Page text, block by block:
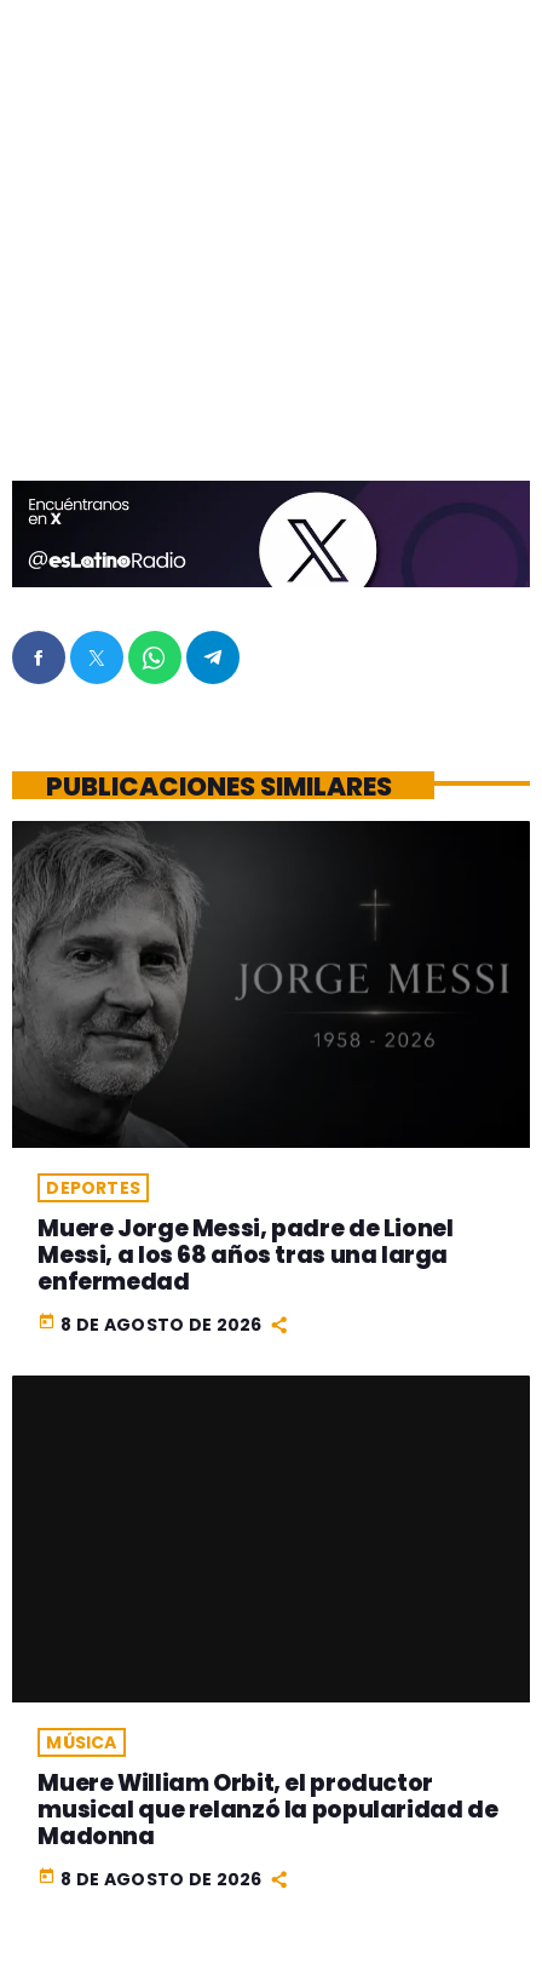
PUBLICACIONES SIMILARES
DEPORTES
Muere Jorge Messi, padre de Lionel
Messi, a los 68 años tras una larga
enfermedad
today 8 DE AGOSTO DE 2026
MÚSICA
Muere William Orbit, el productor
musical que relanzó la popularidad de
Madonna
today 8 DE AGOSTO DE 2026